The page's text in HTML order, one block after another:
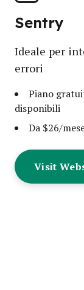
Sentry
Ideale per
errori
Piano
disponibili
Da $26/
Visit